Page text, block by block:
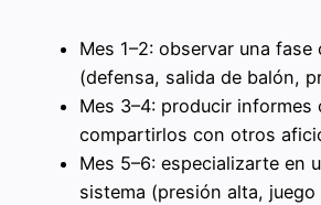
Mes 1–2: observar una fase
(defensa, salida de balón,
Mes 3–4: producir
compartirlos con otros
Mes 5–6: especializarte en
sistema (presión alta,